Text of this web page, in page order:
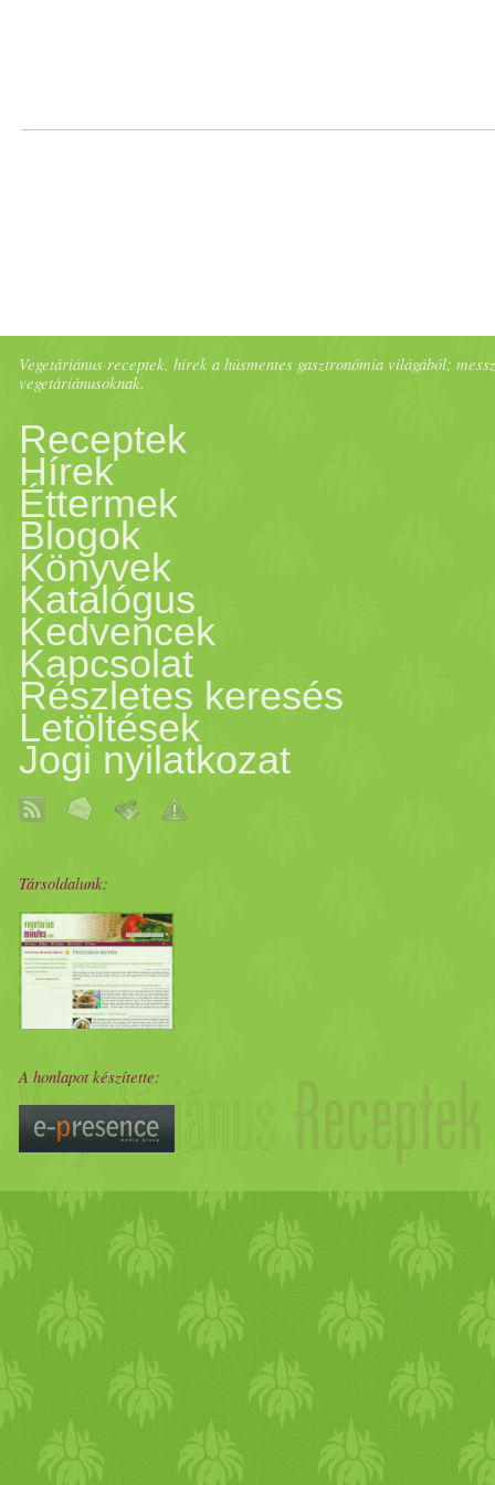
Vegetáriánus receptek, hírek a húsmentes gasztronómia világából;
vegetáriánusoknak.
Receptek
Hírek
Éttermek
Blogok
Könyvek
Katalógus
Kedvencek
Kapcsolat
Részletes keresés
Letöltések
Jogi nyilatkozat
Társoldalunk:
A honlapot készítette: